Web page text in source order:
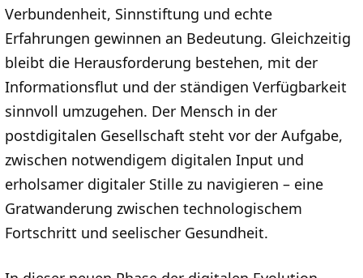
Verbundenheit, Sinnstiftung und echte
Erfahrungen gewinnen an Bedeutung. Gleichzeitig
bleibt die Herausforderung bestehen, mit der
Informationsflut und der ständigen Verfügbarkeit
sinnvoll umzugehen. Der Mensch in der
postdigitalen Gesellschaft steht vor der Aufgabe,
zwischen notwendigem digitalen Input und
erholsamer digitaler Stille zu navigieren – eine
Gratwanderung zwischen technologischem
Fortschritt und seelischer Gesundheit.